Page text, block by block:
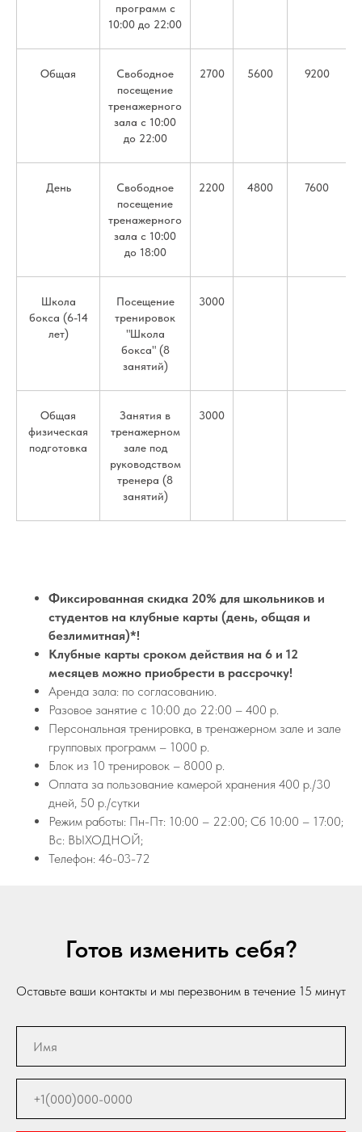
программ с
10:00 до 22:00
Общая
Свободное
посещение
тренажерного
зала с 10:00
до 22:00
2700 5600 9200
День
Свободное
посещение
тренажерного
зала с 10:00
до 18:00
2200 4800 7600
Школа
бокса (6-14
лет)
Посещение
тренировок
"Школа
бокса" (8
занятий)
3000
Общая
физическая
подготовка
Занятия в
тренажерном
зале под
руководством
тренера (8
занятий)
3000
Фиксированная скидка 20% для школьников и
студентов на клубные карты (день, общая и
безлимитная)*!
Клубные карты сроком действия на 6 и 12
месяцев можно приобрести в рассрочку!
Аренда зала: по согласованию.
Разовое занятие c 10:00 до 22:00 – 400 р.
Персональная тренировка, в тренажерном зале и зале
групповых программ – 1000 р.
Блок из 10 тренировок – 8000 р.
Оплата за пользование камерой хранения 400 р./30
дней, 50 р./сутки
Режим работы: Пн-Пт: 10:00 – 22:00; Сб 10:00 – 17:00;
Вс: ВЫХОДНОЙ;
Телефон: 46-03-72
Готов изменить себя?
Оставьте ваши контакты и мы перезвоним в течение 15 минут